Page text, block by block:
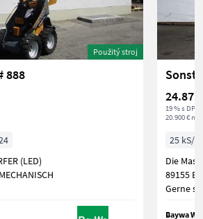
Použitý stroj
888
(LED)
24.871
19 % s DPH
20.900 €
25 kS/
Die
89155
Gerne
Baywa